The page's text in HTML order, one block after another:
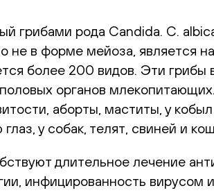
грибами рода Candida. C.
не в форме мейоза, является
более 200 видов. Эти
органов
аборты, маститы, у
у собак, телят, свиней и
длительное лечение
инфицированность вирусом